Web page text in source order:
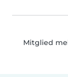
Mitglied